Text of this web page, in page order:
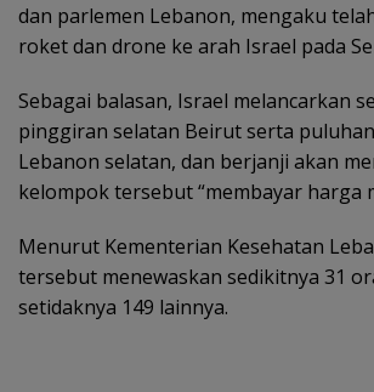
dan parlemen Lebanon, mengaku
roket dan drone ke arah Israel pada
Sebagai balasan, Israel melancarkan
pinggiran selatan Beirut serta
Lebanon selatan, dan berjanji akan
kelompok tersebut “membayar harga
Menurut Kementerian Kesehatan
tersebut menewaskan sedikitnya 31
setidaknya 149 lainnya.